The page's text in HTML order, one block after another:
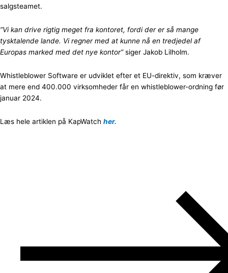
salgsteamet.
”Vi kan drive rigtig meget fra kontoret, fordi der er så mange
tysktalende lande. Vi regner med at kunne nå en tredjedel af
Europas marked med det nye kontor”siger Jakob Lilholm.
Whistleblower Software er udviklet efter et EU-direktiv, som kræver
at mere end 400.000 virksomheder får en whistleblower-ordning før
januar 2024.
Læs hele artiklen på KapWatch her.